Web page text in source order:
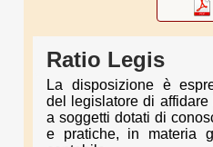
Ratio Legis
La disposizione è
del legislatore di
a soggetti dotati di
e pratiche, in materia